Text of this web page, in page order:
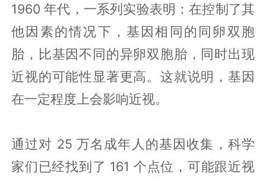
1960 年代，一系列实验表明：在控制了其
他因素的情况下，基因相同的同卵双胞
胎，比基因不同的异卵双胞胎，同时出现
近视的可能性显著更高。这就说明，基因
在一定程度上会影响近视。
通过对 25 万名成年人的基因收集，科学
家们已经找到了 161 个点位，可能跟近视